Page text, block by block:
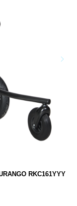
RKC161YYY